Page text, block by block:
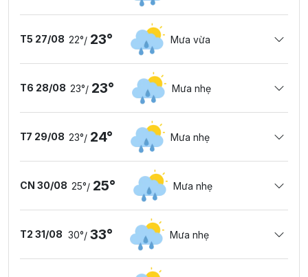
T5 27/08 22°/ 23° Mưa vừa
T6 28/08 23°/ 23° Mưa nhẹ
T7 29/08 23°/ 24° Mưa nhẹ
CN 30/08 25°/ 25° Mưa nhẹ
T2 31/08 30°/ 33° Mưa nhẹ